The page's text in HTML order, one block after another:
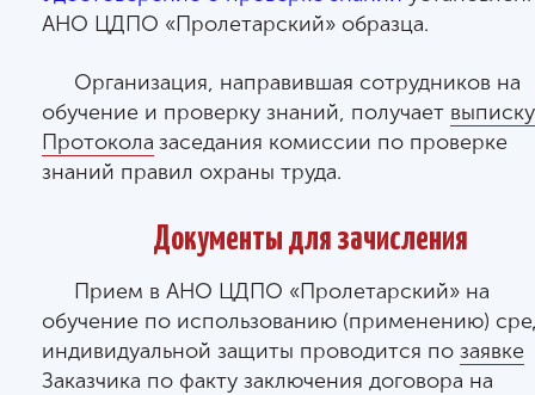
АНО ЦДПО «Пролетарский» образца.
Организация, направившая сотрудников на
обучение и проверку знаний, получает
Протокола заседания комиссии по проверке
знаний правил охраны труда.
Документы для зачисления
Прием в АНО ЦДПО «Пролетарский» на
обучение по использованию (применению)
индивидуальной защиты проводится по заявке
Заказчика по факту заключения договора на